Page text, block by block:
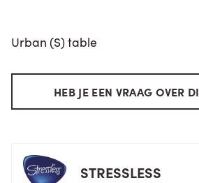
Urban (S) table
HEB JE EEN VRAAG OVER
STRESSLESS